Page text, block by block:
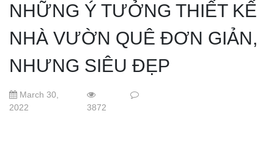
NHỮNG Ý TƯỞNG THIẾT KẾ
NHÀ VƯỜN QUÊ ĐƠN GIẢN,
NHƯNG SIÊU ĐẸP
March 30,
2022
3872